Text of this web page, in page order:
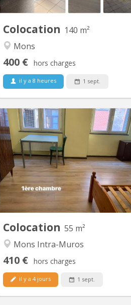
Colocation 140 m²
Mons
400 € hors charges
il y a 8 heures 1 sept.
Informations : - Salon et cuisine
Colocation 55 m²
Mons Intra-Muros
410 € hors charges
il y a 4 jours 1 sept.
KM 1614
Bel appartement 2 chambres au
centre-ville ; rénové, meublé avec
internet (domiciliation acceptée). Le
loyer de la petite chambre : (410€ +
90€ charges)= 500€/mois et de la
grande chambre avec un lit double :
430 + 90 = 520€/mois. Libre à partir du
premier septembre 2026. Les visites